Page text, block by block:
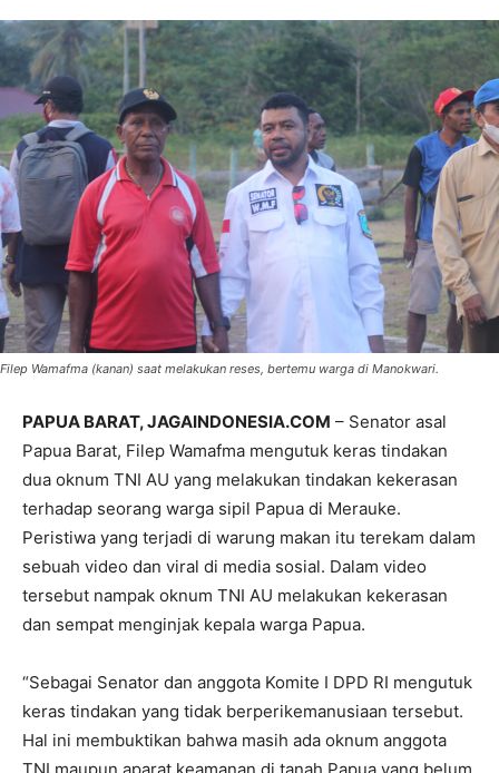
Filep Wamafma (kanan) saat melakukan reses, bertemu warga di Manokwari.
PAPUA BARAT, JAGAINDONESIA.COM – Senator asal
Papua Barat, Filep Wamafma mengutuk keras tindakan
dua oknum TNI AU yang melakukan tindakan kekerasan
terhadap seorang warga sipil Papua di Merauke.
Peristiwa yang terjadi di warung makan itu terekam dalam
sebuah video dan viral di media sosial. Dalam video
tersebut nampak oknum TNI AU melakukan kekerasan
dan sempat menginjak kepala warga Papua.
“Sebagai Senator dan anggota Komite I DPD RI mengutuk
keras tindakan yang tidak berperikemanusiaan tersebut.
Hal ini membuktikan bahwa masih ada oknum anggota